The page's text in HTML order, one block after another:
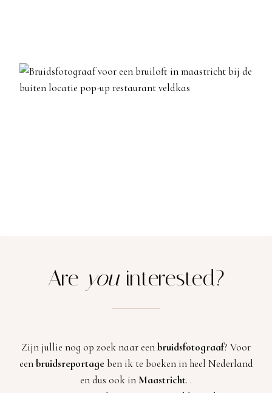
Are youinterested?
Zijn jullie nog op zoek naar eenbruidsfotograaf? Voor
eenbruidsreportage ben ik te boeken in heel Nederland
en dus ook inMaastricht. .